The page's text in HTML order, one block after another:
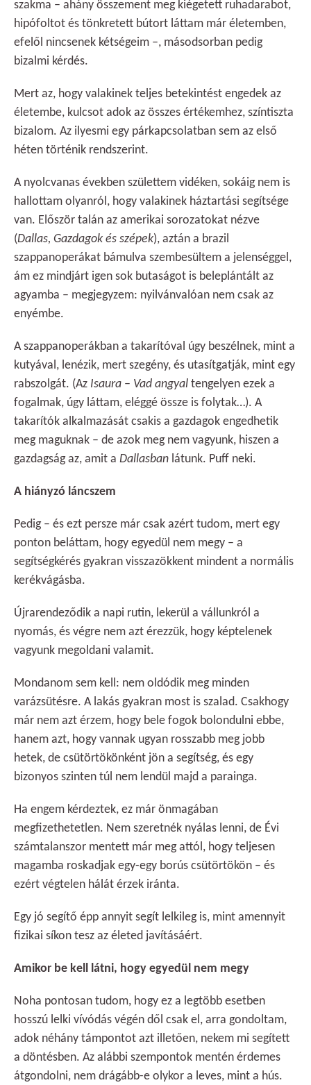
szakma – ahány összement meg kiégetett ruhadarabot,
hipófoltot és tönkretett bútort láttam már életemben,
efelől nincsenek kétségeim –, másodsorban pedig
bizalmi kérdés.
Mert az, hogy valakinek teljes betekintést engedek az
életembe, kulcsot adok az összes értékemhez, színtiszta
bizalom. Az ilyesmi egy párkapcsolatban sem az első
héten történik rendszerint.
A nyolcvanas években születtem vidéken, sokáig nem is
hallottam olyanról, hogy valakinek háztartási segítsége
van. Először talán az amerikai sorozatokat nézve
(Dallas, Gazdagok és szépek), aztán a brazil
szappanoperákat bámulva szembesültem a jelenséggel,
ám ez mindjárt igen sok butaságot is beleplántált az
agyamba – megjegyzem: nyilvánvalóan nem csak az
enyémbe.
A szappanoperákban a takarítóval úgy beszélnek, mint a
kutyával, lenézik, mert szegény, és utasítgatják, mint egy
rabszolgát. (Az Isaura – Vad angyal tengelyen ezek a
fogalmak, úgy láttam, eléggé össze is folytak…). A
takarítók alkalmazását csakis a gazdagok engedhetik
meg maguknak – de azok meg nem vagyunk, hiszen a
gazdagság az, amit a Dallasban látunk. Puff neki.
A hiányzó láncszem
Pedig – és ezt persze már csak azért tudom, mert egy
ponton beláttam, hogy egyedül nem megy – a
segítségkérés gyakran visszazökkent mindent a normális
kerékvágásba.
Újrarendeződik a napi rutin, lekerül a vállunkról a
nyomás, és végre nem azt érezzük, hogy képtelenek
vagyunk megoldani valamit.
Mondanom sem kell: nem oldódik meg minden
varázsütésre. A lakás gyakran most is szalad. Csakhogy
már nem azt érzem, hogy bele fogok bolondulni ebbe,
hanem azt, hogy vannak ugyan rosszabb meg jobb
hetek, de csütörtökönként jön a segítség, és egy
bizonyos szinten túl nem lendül majd a parainga.
Ha engem kérdeztek, ez már önmagában
megfizethetetlen. Nem szeretnék nyálas lenni, de Évi
számtalanszor mentett már meg attól, hogy teljesen
magamba roskadjak egy-egy borús csütörtökön – és
ezért végtelen hálát érzek iránta.
Egy jó segítő épp annyit segít lelkileg is, mint amennyit
fizikai síkon tesz az életed javításáért.
Amikor be kell látni, hogy egyedül nem megy
Noha pontosan tudom, hogy ez a legtöbb esetben
hosszú lelki vívódás végén dől csak el, arra gondoltam,
adok néhány támpontot azt illetően, nekem mi segített
a döntésben. Az alábbi szempontok mentén érdemes
átgondolni, nem drágább-e olykor a leves, mint a hús.